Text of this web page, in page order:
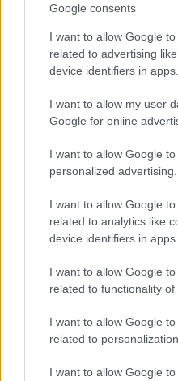
Google consents
I want to allow Google
related to advertising
device identifiers in apps.
I want to allow my user
Google for online
I want to allow Google
personalized advertising.
I want to allow Google
related to analytics like
device identifiers in apps.
I want to allow Google
related to functionality of
I want to allow Google
related to personalization.
I want to allow Google
Continua a
CONCERTI